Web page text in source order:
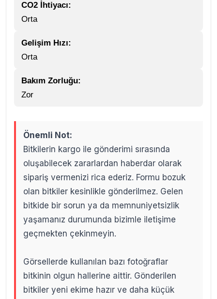
CO2 İhtiyacı:
Orta
Gelişim Hızı:
Orta
Bakım Zorluğu:
Zor
Önemli Not:
Bitkilerin kargo ile gönderimi sırasında
oluşabilecek zararlardan haberdar olarak
sipariş vermenizi rica ederiz. Formu bozuk
olan bitkiler kesinlikle gönderilmez. Gelen
bitkide bir sorun ya da memnuniyetsizlik
yaşamanız durumunda bizimle iletişime
geçmekten çekinmeyin.
Görsellerde kullanılan bazı fotoğraflar
bitkinin olgun hallerine aittir. Gönderilen
bitkiler yeni ekime hazır ve daha küçük